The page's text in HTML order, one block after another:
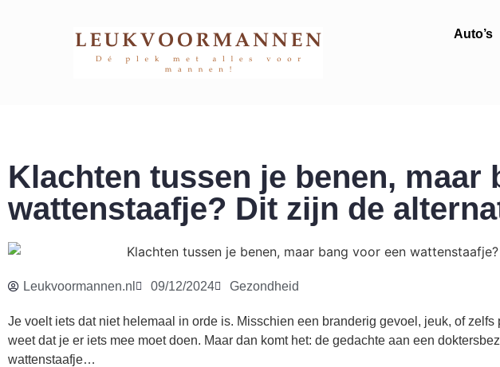
Auto’s
Klachten tussen je benen, maar
wattenstaafje? Dit zijn de
Leukvoormannen.nl 09/12/2024 Gezondheid
Je voelt iets dat niet helemaal in orde is. Misschien een branderig gevoel, jeuk, of
weet dat je er iets mee moet doen. Maar dan komt het: de gedachte aan een
wattenstaafje…